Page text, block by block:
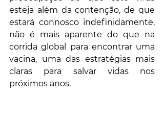
esteja além da contenção, de que
estará connosco indefinidamente,
não é mais aparente do que na
corrida global para encontrar uma
vacina, uma das estratégias mais
claras para salvar vidas nos
próximos anos.